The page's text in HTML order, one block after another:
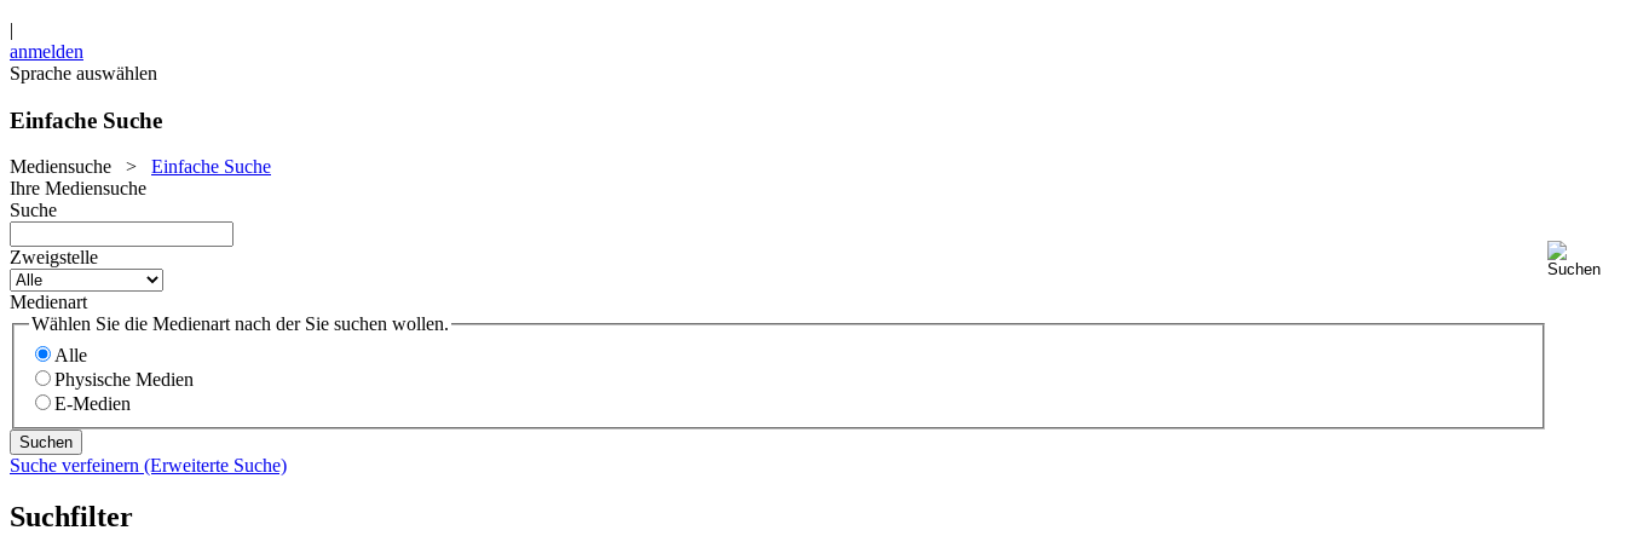
|
anmelden
Sprache auswählen
Einfache Suche
Mediensuche > Einfache Suche
Ihre Mediensuche
Suche
Zweigstelle
Medienart
Wählen Sie die Medienart nach der Sie suchen wollen.
Alle
Physische Medien
E-Medien
Suche verfeinern (Erweiterte Suche)
Suchfilter